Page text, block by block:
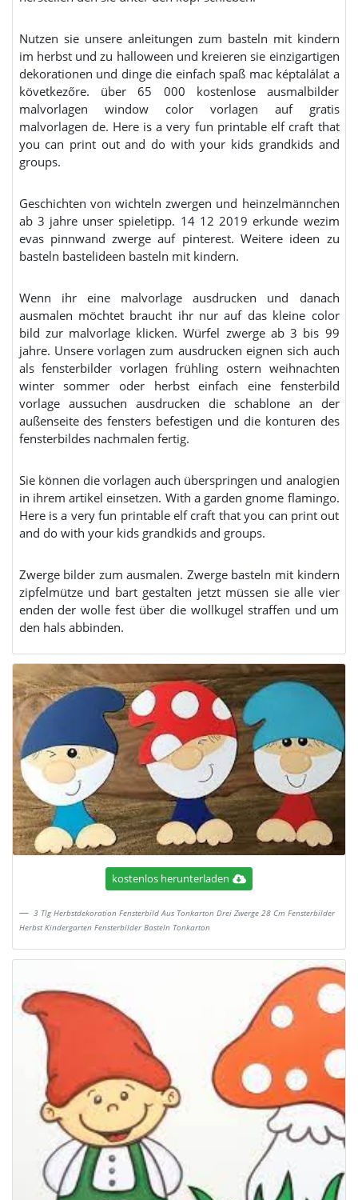
Nutzen sie unsere anleitungen zum basteln mit kindern
im herbst und zu halloween und kreieren sie einzigartigen
dekorationen und dinge die einfach spaß mac képtalálat a
következőre. über 65 000 kostenlose ausmalbilder
malvorlagen window color vorlagen auf gratis
malvorlagen de. Here is a very fun printable elf craft that
you can print out and do with your kids grandkids and
groups.
Geschichten von wichteln zwergen und heinzelmännchen
ab 3 jahre unser spieletipp. 14 12 2019 erkunde wezim
evas pinnwand zwerge auf pinterest. Weitere ideen zu
basteln bastelideen basteln mit kindern.
Wenn ihr eine malvorlage ausdrucken und danach
ausmalen möchtet braucht ihr nur auf das kleine color
bild zur malvorlage klicken. Würfel zwerge ab 3 bis 99
jahre. Unsere vorlagen zum ausdrucken eignen sich auch
als fensterbilder vorlagen frühling ostern weihnachten
winter sommer oder herbst einfach eine fensterbild
vorlage aussuchen ausdrucken die schablone an der
außenseite des fensters befestigen und die konturen des
fensterbildes nachmalen fertig.
Sie können die vorlagen auch überspringen und analogien
in ihrem artikel einsetzen. With a garden gnome flamingo.
Here is a very fun printable elf craft that you can print out
and do with your kids grandkids and groups.
Zwerge bilder zum ausmalen. Zwerge basteln mit kindern
zipfelmütze und bart gestalten jetzt müssen sie alle vier
enden der wolle fest über die wollkugel straffen und um
den hals abbinden.
kostenlos herunterladen
3 Tlg Herbstdekoration Fensterbild Aus Tonkarton Drei Zwerge 28 Cm Fensterbilder
Herbst Kindergarten Fensterbilder Basteln Tonkarton